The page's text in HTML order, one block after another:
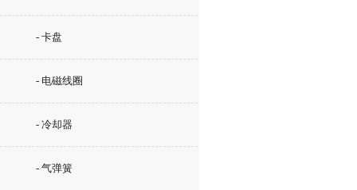
- 卡盘
- 电磁线圈
- 冷却器
- 气弹簧